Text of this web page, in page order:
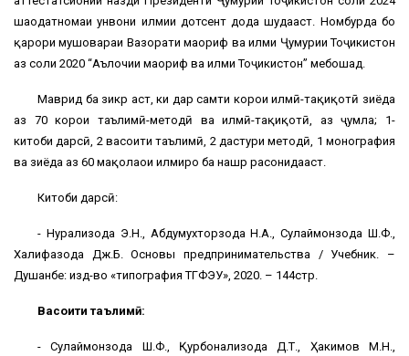
шаҳодатномаи унвони илмии дотсент дода шудааст. Номбурда бо
қарори мушовараи Вазорати маориф ва илми Ҷумҳурии Тоҷикистон
аз соли 2020 “Аълочии маориф ва илми Тоҷикистон” мебошад.
Маврид ба зикр аст, ки дар самти корҳои илмӣ-таҳқиқотӣ зиёда
аз 70 корҳои таълимӣ-методӣ ва илмӣ-таҳқиқотӣ, аз ҷумла; 1-
китоби дарсӣ, 2 васоити таълимӣ, 2 дастури методӣ, 1 монография
ва зиёда аз 60 мақолаҳои илмиро ба нашр расонидааст.
Китоби дарсӣ:
- Нурализода Э.Н., Абдумухторзода Н.А., Сулаймонзода Ш.Ф.,
Халифазода Дж.Б. Основы предпринимательства / Учебник. –
Душанбе: изд-во «типография ТГФЭУ», 2020. – 144стр.
Васоити таълимӣ:
- Сулаймонзода Ш.Ф., Қурбонализода Д.Т., Ҳакимов М.Н.,